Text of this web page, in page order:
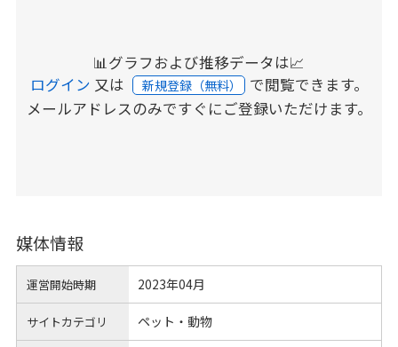
📊グラフおよび推移データは📈
ログイン 又は 新規登録（無料） で閲覧できます。
メールアドレスのみですぐにご登録いただけます。
媒体情報
運営開始時期 2023年04月
サイトカテゴリ ペット・動物